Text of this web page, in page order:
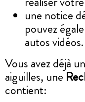
une notice
pouvez
autos vidéos.
Vous avez déjà
aiguilles, une
contient: